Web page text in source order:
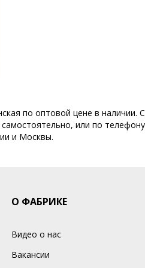
по оптовой цене в
или по
и Москвы.
О ФАБРИКЕ
Видео о нас
Вакансии